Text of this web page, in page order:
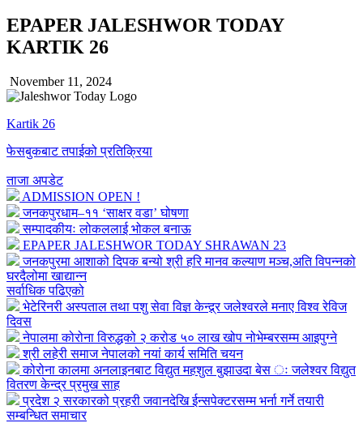
EPAPER JALESHWOR TODAY
KARTIK 26
November 11, 2024
Kartik 26
फेसबुकबाट तपाईको प्रतिक्रिया
ताजा अपडेट
ADMISSION OPEN !
जनकपुरधाम–११ ‘साक्षर वडा’ घोषणा
सम्पादकीयः लोकललाई भोकल बनाऊ
EPAPER JALESHWOR TODAY SHRAWAN 23
जनकपुरमा आशाको दिपक बन्यो श्री हरि मानव कल्याण मञ्च,अति विपन्नको
घरदैलोमा खाद्यान्न
सर्वाधिक पढिएको
भेटेरिनरी अस्पताल तथा पशु सेवा विज्ञ केन्द्र्र जलेश्वरले मनाए विश्व रेविज
दिवस
नेपालमा कोरोना विरुद्धको २ करोड ५० लाख खोप नोभेम्बरसम्म आइपुग्ने
श्री लहेरी समाज नेपालको नयां कार्य समिति चयन
कोरोना कालमा अनलाइनबाट विद्युत महशुल बुझाउदा बेस ः जलेश्वर विद्युत
वितरण केन्द्र प्रमुख साह
प्रदेश २ सरकारको प्रहरी जवानदेखि ईन्सपेक्टरसम्म भर्ना गर्ने तयारी
सम्बन्धित समाचार